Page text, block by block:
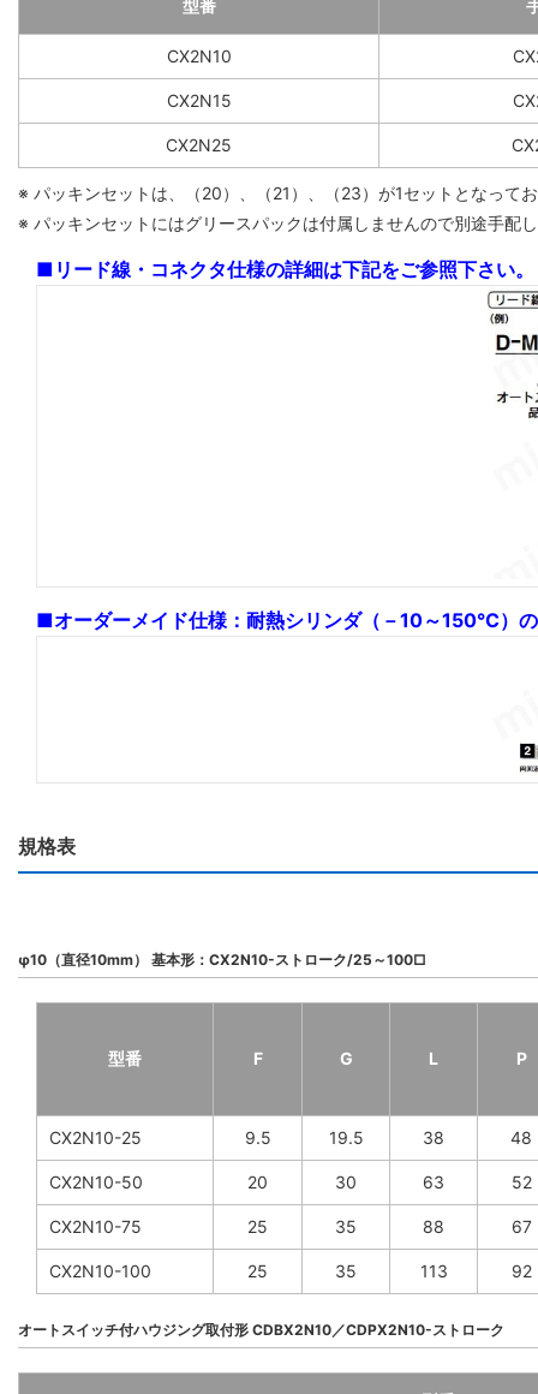
型番
CX2N10
CX2N15
CX2N25
※ パッキンセットは、（20）、（21）、（23）が1セットとなって
※ パッキンセットにはグリースパックは付属しませんので別途手配
■リード線・コネクタ仕様の詳細は下記をご参照下さい。
■オーダーメイド仕様：耐熱シリンダ（－10～150°C）
規格表
φ10（直径10mm） 基本形：CX2N10-ストローク/25～100□
型番 F G L P
CX2N10-25 9.5 19.5 38 48
CX2N10-50 20 30 63 52
CX2N10-75 25 35 88 67
CX2N10-100 25 35 113 92
オートスイッチ付ハウジング取付形 CDBX2N10／CDPX2N10-ストローク